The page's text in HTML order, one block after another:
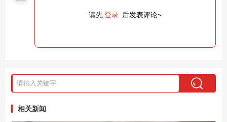
请先登录 后发表评论~
相关新闻